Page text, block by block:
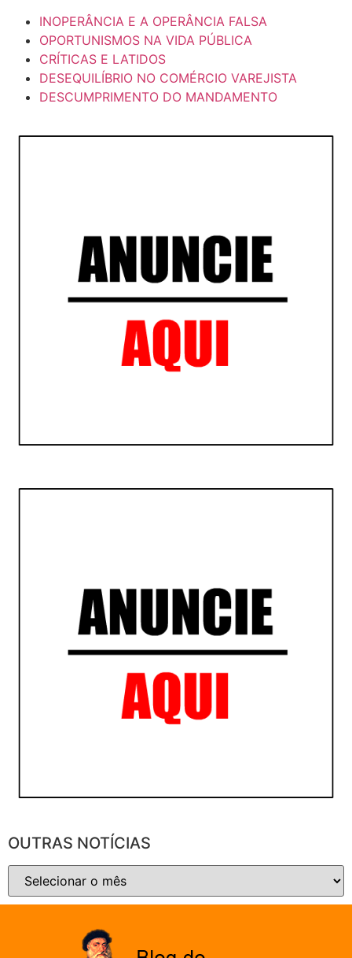
INOPERÂNCIA E A OPERÂNCIA FALSA
OPORTUNISMOS NA VIDA PÚBLICA
CRÍTICAS E LATIDOS
DESEQUILÍBRIO NO COMÉRCIO VAREJISTA
DESCUMPRIMENTO DO MANDAMENTO
OUTRAS NOTÍCIAS